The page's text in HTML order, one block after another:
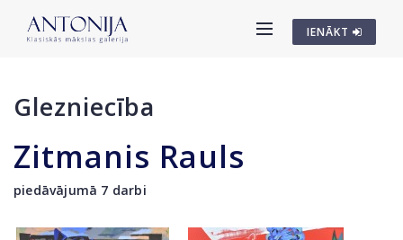
IENĀKT
Glezniecība
Zitmanis Rauls
piedāvājumā 7 darbi